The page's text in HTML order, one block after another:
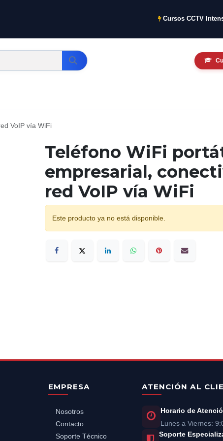
Cursos CCTV
VoIP vía WiFi
Teléfono WiFi
empresarial,
red VoIP vía WiFi
Este producto ya no está disponible.
EMPRESA
Nosotros
Contacto
Soporte Técnico
ATENCIÓN AL
Horario de
Lunes a Viernes:
Soporte